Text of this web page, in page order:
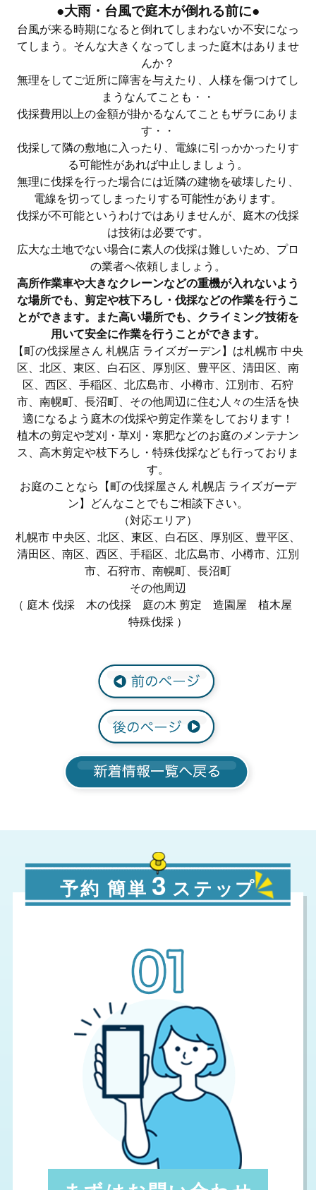
●大雨・台風で庭木が倒れる前に●
台風が来る時期になると倒れてしまわないか不安になっ
てしまう。そんな大きくなってしまった庭木はありませ
んか？
無理をしてご近所に障害を与えたり、人様を傷つけてし
まうなんてことも・・
伐採費用以上の金額が掛かるなんてこともザラにありま
す・・
伐採して隣の敷地に入ったり、電線に引っかかったりす
る可能性があれば中止しましょう。
無理に伐採を行った場合には近隣の建物を破壊したり、
電線を切ってしまったりする可能性があります。
伐採が不可能というわけではありませんが、庭木の伐採
は技術は必要です。
広大な土地でない場合に素人の伐採は難しいため、プロ
の業者へ依頼しましょう。
高所作業車や大きなクレーンなどの重機が入れないよう
な場所でも、剪定や枝下ろし・伐採などの作業を行うこ
とができます。また高い場所でも、クライミング技術を
用いて安全に作業を行うことができます。
【町の伐採屋さん 札幌店 ライズガーデン】は札幌市 中央
区、北区、東区、白石区、厚別区、豊平区、清田区、南
区、西区、手稲区、北広島市、小樽市、江別市、石狩
市、南幌町、長沼町、その他周辺に住む人々の生活を快
適になるよう庭木の伐採や剪定作業をしております！
植木の剪定や芝刈・草刈・寒肥などのお庭のメンテナン
ス、高木剪定や枝下ろし・特殊伐採なども行っておりま
す。
お庭のことなら【町の伐採屋さん 札幌店 ライズガーデ
ン】どんなことでもご相談下さい。
（対応エリア）
札幌市 中央区、北区、東区、白石区、厚別区、豊平区、
清田区、南区、西区、手稲区、北広島市、小樽市、江別
市、石狩市、南幌町、長沼町
その他周辺
（ 庭木 伐採 木の伐採 庭の木 剪定 造園屋 植木屋
特殊伐採 ）
予約 簡単 3 ステップ